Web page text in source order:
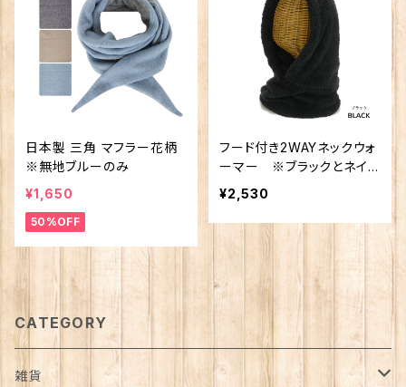
日本製 三角 マフラー花柄
※無地ブルーのみ
¥1,650
50%OFF
フード付き2WAYネックウォ
ーマー ※ブラックとネイビ
ーのみ
¥2,530
CATEGORY
雑貨